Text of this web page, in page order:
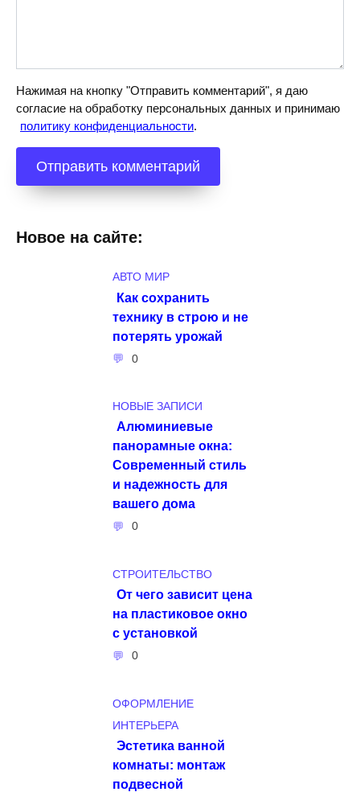
Нажимая на кнопку "Отправить комментарий", я даю
согласие на обработку персональных данных и принимаю
политику конфиденциальности.
Новое на сайте:
АВТО МИР
Как сохранить
технику в строю и не
потерять урожай
0
НОВЫЕ ЗАПИСИ
Алюминиевые
панорамные окна:
Современный стиль
и надежность для
вашего дома
0
СТРОИТЕЛЬСТВО
От чего зависит цена
на пластиковое окно
с установкой
0
ОФОРМЛЕНИЕ
ИНТЕРЬЕРА
Эстетика ванной
комнаты: монтаж
подвесной